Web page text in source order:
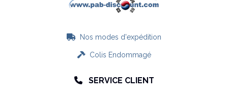
 Nos modes d'expédition
Colis Endommagé
 SERVICE CLIENT